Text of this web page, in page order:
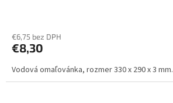
€6,75 bez DPH
€8,30
Vodová omaľovánka, rozmer 330 x 290 x 3 mm.